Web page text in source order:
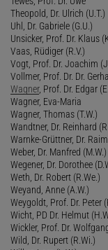
Theopold, Dr. Ulrich (U.T.)
Uhl, Dr. Gabriele (G.U.)
Unsicker, Prof. Dr. Klaus
Vaas, Rüdiger (R.V.)
Vogt, Prof. Dr. Joachim
Vollmer, Prof. Dr. Dr.
Wagner, Prof. Dr. Edgar
Wagner, Eva-Maria
Wagner, Thomas (T.W.)
Wandtner, Dr. Reinhard
Warnke-Grüttner, Dr.
Weber, Dr. Manfred (M.W.)
Wegener, Dr. Dorothee
Weth, Dr. Robert (R.We.)
Weyand, Anne (A.W.)
Weygoldt, Prof. Dr. Peter
Wicht, PD Dr. Helmut
Wickler, Prof. Dr.
Wild, Dr. Rupert (R.Wi.)